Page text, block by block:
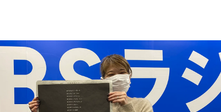
トピックス
TBS Podcast
お知らせ
イベント・グッズ
YouTube
会社情報